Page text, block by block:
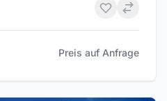
Preis auf Anfrage